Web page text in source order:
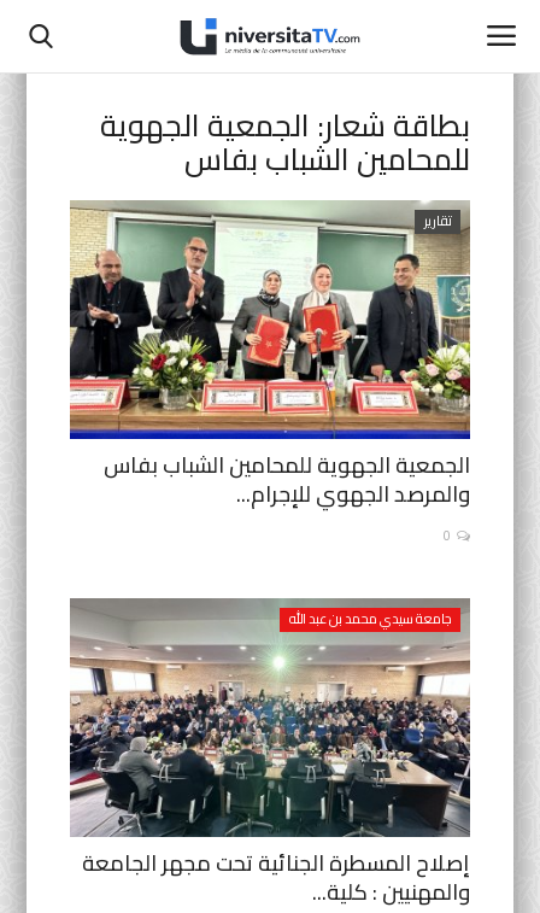
الصفحة الرئيسية
اتصل بنا
أنشطة رسمية
التعليم المدرسي
جامعة سيدي محمد بن عبد الله
التعليم الثانوي التأهيلي
البحث العلمي
أنشطة موازية
English
Français العربية
بطاقة شعار: الجمعية الجهوية
للمحامين الشباب بفاس
تقارير
الجمعية الجهوية للمحامين الشباب بفاس
والمرصد الجهوي للإجرام...
0
جامعة سيدي محمد بن عبد الله
إصلاح المسطرة الجنائية تحت مجهر الجامعة
والمهنيين : كلية...